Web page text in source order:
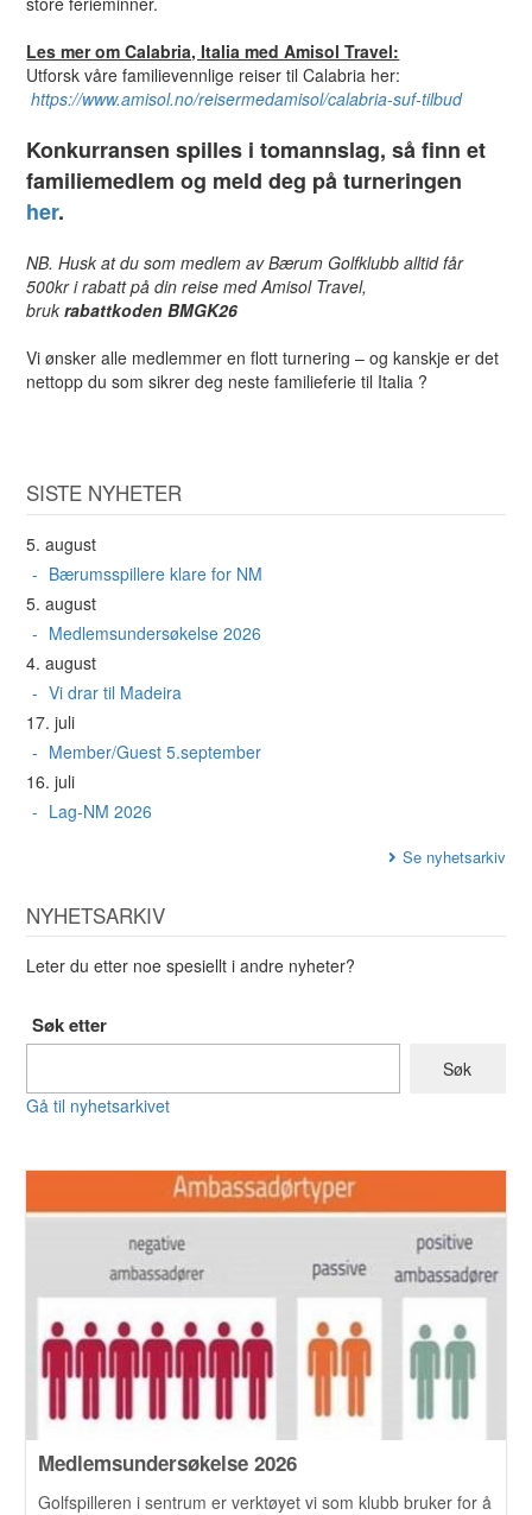
Les mer om Calabria, Italia med Amisol Travel:
Utforsk våre familievennlige reiser til Calabria her:
https://www.amisol.no/reisermedamisol/calabria-suf-tilbud
Konkurransen spilles i tomannslag, så finn et
familiemedlem og meld deg på turneringen
her.
NB. Husk at du som medlem av Bærum Golfklubb alltid får
500kr i rabatt på din reise med Amisol Travel,
brukrabattkoden BMGK26
Vi ønsker alle medlemmer en flott turnering – og kanskje er det
nettopp du som sikrer deg neste familieferie til Italia ?
SISTE NYHETER
5. august
Bærumsspillere klare for NM
5. august
Medlemsundersøkelse 2026
4. august
Vi drar til Madeira
17. juli
Member/Guest 5.september
16. juli
Lag-NM 2026
Se nyhetsarkiv
NYHETSARKIV
Leter du etter noe spesiellt i andre nyheter?
Søk etter
Gå til nyhetsarkivet
Medlemsundersøkelse 2026
Golfspilleren i sentrum er verktøyet vi som klubb bruker for å